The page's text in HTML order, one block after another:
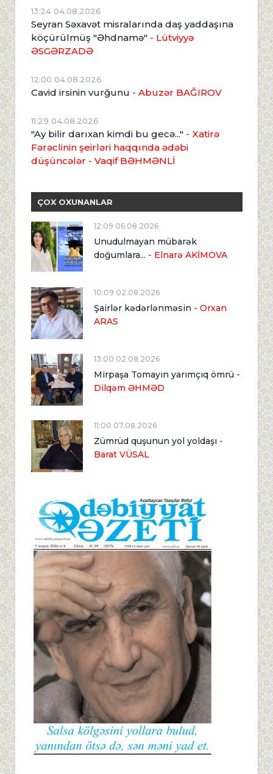
13:24 04.08.2026
Seyran Səxavət misralarında daş yaddaşına
köçürülmüş "Əhdnamə" - Lütviyyə
ƏSGƏRZADƏ
12:00 04.08.2026
Cavid irsinin vurğunu - Abuzər BAĞIROV
11:29 04.08.2026
"Ay bilir darıxan kimdi bu gecə..." - Xatirə
Fərəclinin şeirləri haqqında ədəbi
düşüncələr - Vaqif BƏHMƏNLİ
ÇOX OXUNANLAR
12:09 06.08.2026
Unudulmayan mübarək
doğumlara... - Elnarə AKİMOVA
10:09 02.08.2026
Şairlər kədərlənməsin - Orxan
ARAS
13:00 02.08.2026
Mirpaşa Tomayın yarımçıq ömrü -
Dilqəm ƏHMƏD
11:00 07.08.2026
Zümrüd quşunun yol yoldaşı -
Barat VÜSAL